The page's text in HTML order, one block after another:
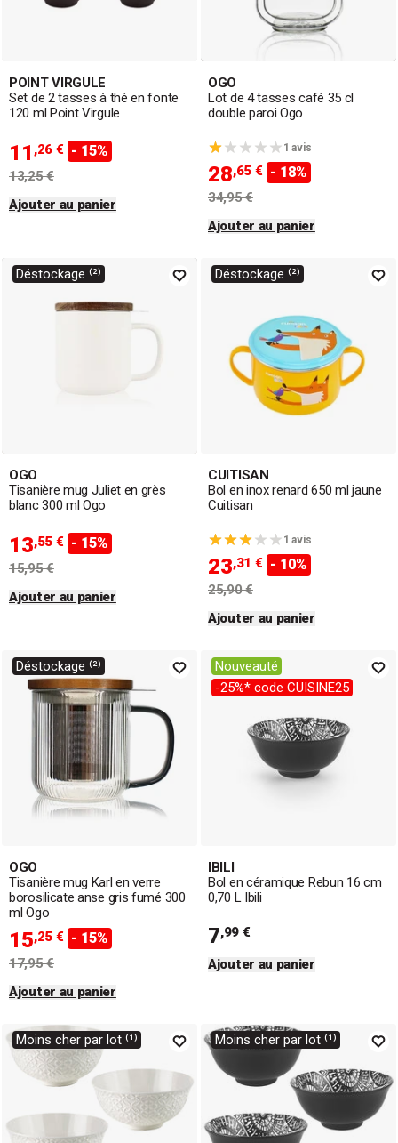
POINT VIRGULE
Set de 2 tasses à thé en fonte
120 ml Point Virgule
11 ,26 € - 15%
13,25 €
Ajouter au panier
OGO
Lot de 4 tasses café 35 cl
double paroi Ogo
1 avis
28,65 € - 18%
34,95 €
Ajouter au panier
Déstockage ⁽²⁾
OGO
Tisanière mug Juliet en grès
blanc 300 ml Ogo
13,55 € - 15%
15,95 €
Ajouter au panier
Déstockage ⁽²⁾
CUITISAN
Bol en inox renard 650 ml jaune
Cuitisan
1 avis
23,31 € - 10%
25,90 €
Ajouter au panier
Déstockage ⁽²⁾
OGO
Tisanière mug Karl en verre
borosilicate anse gris fumé 300
ml Ogo
15,25 € - 15%
17,95 €
Ajouter au panier
Nouveauté
-25%* code CUISINE25
IBILI
Bol en céramique Rebun 16 cm
0,70 L Ibili
7,99 €
Ajouter au panier
Moins cher par lot ⁽¹⁾ Moins cher par lot ⁽¹⁾